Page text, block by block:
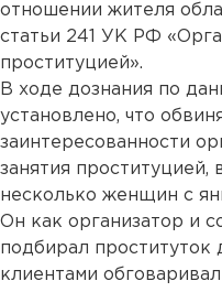
отношении жителя
статьи 241 УК РФ
проституцией».
В ходе дознания по
установлено, что
заинтересованности
занятия проституцией,
несколько женщин с
Он как организатор и
подбирал проституток
клиентами